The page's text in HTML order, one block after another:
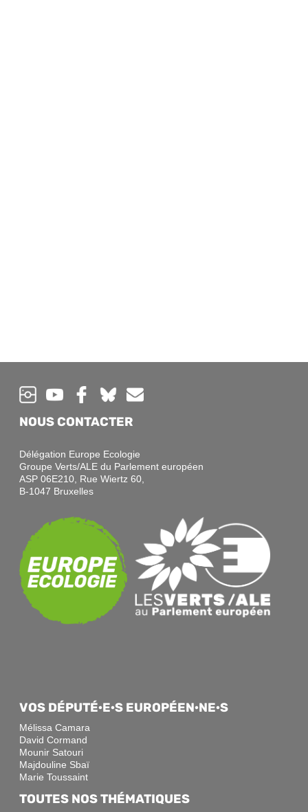
NOUS CONTACTER
Délégation Europe Ecologie
Groupe Verts/ALE du Parlement européen
ASP 06E210, Rue Wiertz 60,
B-1047 Bruxelles
VOS DÉPUTÉ·E·S EUROPÉEN·NE·S
Mélissa Camara
David Cormand
Mounir Satouri
Majdouline Sbaï
Marie Toussaint
TOUTES NOS THÉMATIQUES